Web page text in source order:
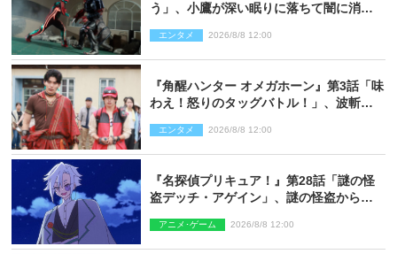
う」、小鷹が深い眠りに落ちて闇に消え
エンタメ 2026/8/8 12:00
『角醒ハンター オメガホーン』第3話「味
わえ！怒りのタッグバトル！」、波斬の
エンタメ 2026/8/8 12:00
『名探偵プリキュア！』第28話「謎の怪
盗デッチ・アゲイン」、謎の怪盗から不
アニメ･ゲーム 2026/8/8 12:00